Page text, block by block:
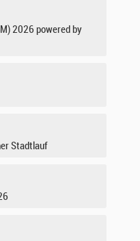
2026 powered by
Stadtlauf